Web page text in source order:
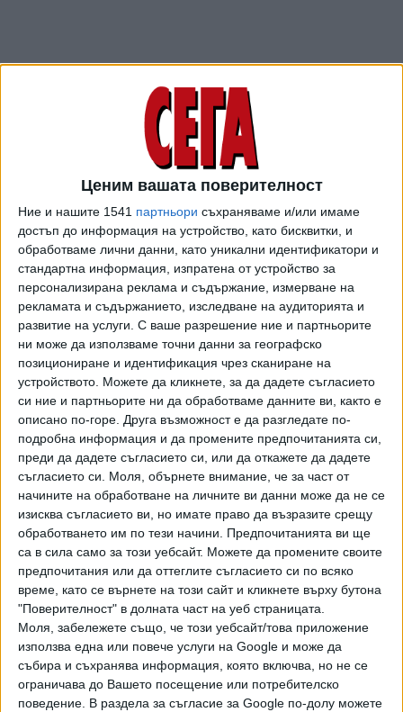
Ценим вашата поверителност
Ние и нашите 1541 партньори съхраняваме и/или имаме
достъп до информация на устройство, като бисквитки, и
обработваме лични данни, като уникални идентификатори и
стандартна информация, изпратена от устройство за
персонализирана реклама и съдържание, измерване на
рекламата и съдържанието, изследване на аудиторията и
развитие на услуги. С ваше разрешение ние и партньорите
ни може да използваме точни данни за географско
позициониране и идентификация чрез сканиране на
устройството. Можете да кликнете, за да дадете съгласието
си ние и партньорите ни да обработваме данните ви, както е
описано по-горе. Друга възможност е да разгледате по-
подробна информация и да промените предпочитанията си,
преди да дадете съгласието си, или да откажете да дадете
съгласието си.
Моля, обърнете внимание, че за част от
начините на обработване на личните ви данни може да не се
изисква съгласието ви, но имате право да възразите срещу
обработването им по тези начини. Предпочитанията ви ще
са в сила само за този уебсайт. Можете да промените своите
предпочитания или да оттеглите съгласието си по всяко
време, като се върнете на този сайт и кликнете върху бутона
"Поверителност" в долната част на уеб страницата.
Моля, забележете също, че този уебсайт/това приложение
използва една или повече услуги на Google и може да
събира и съхранява информация, която включва, но не се
ограничава до Вашето посещение или потребителско
поведение. В раздела за съгласие за Google по-долу можете
ПОСЛЕ Разгледай всички
Убийството на Песъка
Видео Разгледай всички